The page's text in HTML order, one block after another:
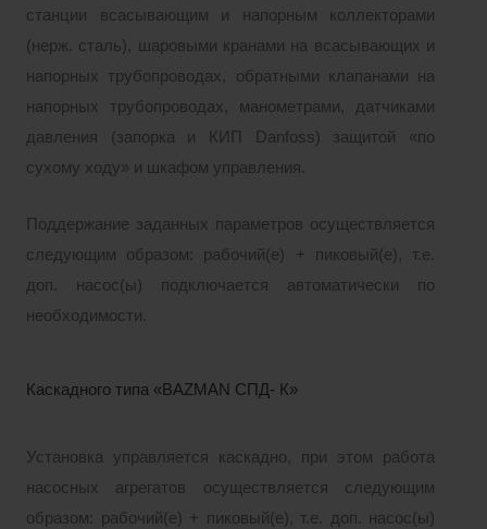
станции всасывающим и напорным коллекторами
(нерж. сталь), шаровыми кранами на всасывающих и
напорных трубопроводах, обратными клапанами на
напорных трубопроводах, манометрами, датчиками
давления (запорка и КИП Danfoss) защитой «по
сухому ходу» и шкафом управления.
Поддержание заданных параметров осуществляется
следующим образом: рабочий(е) + пиковый(е), т.е.
доп. насос(ы) подключается автоматически по
необходимости.
Каскадного типа «BAZMAN СПД- К»
Установка управляется каскадно, при этом работа
насосных агрегатов осуществляется следующим
образом: рабочий(е) + пиковый(е), т.е. доп. насос(ы)